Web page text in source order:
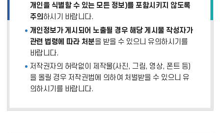
개인을 식별할 수 있는 모든 정보)를 포함시키지 않도록
주의 하시기 바랍니다.
개인정보가 게시되어 노출될 경우 해당 게시물 작성자가
관련 법령에 따라 처분을 받을 수 있으니 유의하시기를
바랍니다.
저작권자의 허락없이 제작물(사진, 그림, 영상, 폰트 등)
을 올릴 경우 저작권법에 의하여 처벌받을 수 있으니 유
의하시기를 바랍니다.